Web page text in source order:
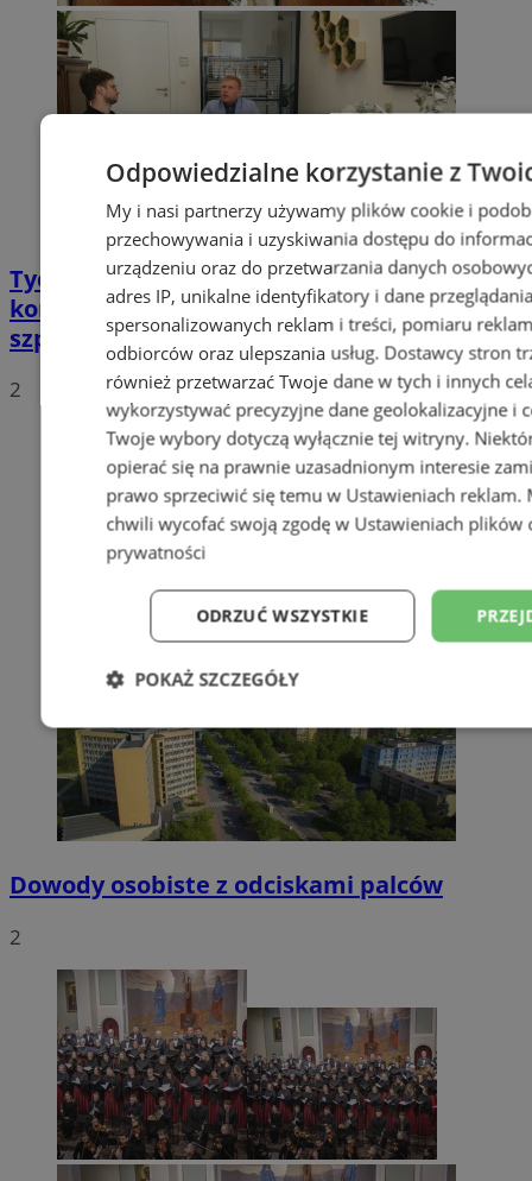
Tychy: Bitcoiny i Fundacja TVS walczą z
koronawirusem. Ogromna darowizna dla
szpitala
2
Dowody osobiste z odciskami palców
2
Odpowiedzialne korzystanie z
My i nasi partnerzy używamy plików cookie i
przechowywania i uzyskiwania dostępu do
urządzeniu oraz do przetwarzania danych
adres IP, unikalne identyfikatory i dane
spersonalizowanych reklam i treści, pomiaru
odbiorców oraz ulepszania usług. Dostawcy stron
również przetwarzać Twoje dane w tych i innych
wykorzystywać precyzyjne dane geolokalizacyjne i
Twoje wybory dotyczą wyłącznie tej witryny.
opierać się na prawnie uzasadnionym interesie
prawo sprzeciwić się temu w Ustawieniach reklam.
chwili wycofać swoją zgodę w Ustawieniach plików
prywatności
ODRZUĆ WSZYSTKIE
POKAŻ SZCZEGÓŁY
Niezbędne Wydajność
Niesklasyfikowane
Niezbędne
Niezbędne pliki cookie umożliwiają korzystanie z podstawowych
takich jak logowanie użytkownika i zarządzanie kontem. Bez
można prawidłowo korzystać ze strony internetowej.
Nazwa
Provider/
Domena
SessID
mojetychy.pl